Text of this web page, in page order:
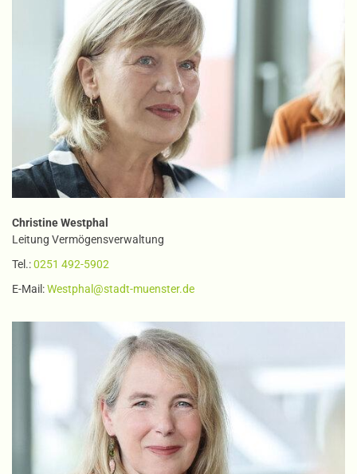
Christine Westphal
Leitung Vermögensverwaltung
Tel.:0251 492-5902
E-Mail:Westphal@stadt-muenster.de